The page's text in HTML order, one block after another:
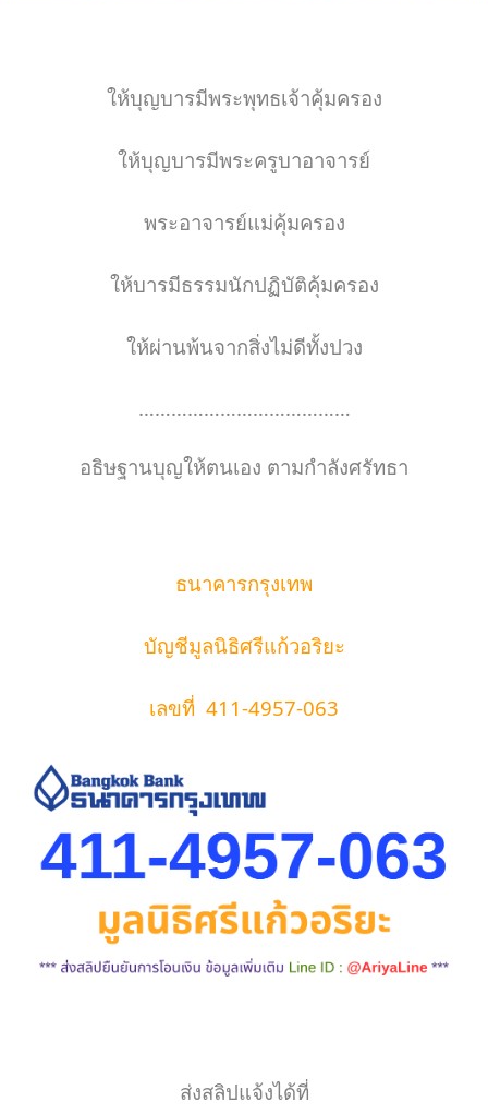
ให้บุญบารมีพระพุทธเจ้าคุ้มครอง
ให้บุญบารมีพระครูบาอาจารย์
พระอาจารย์แม่คุ้มครอง
ให้บารมีธรรมนักปฏิบัติคุ้มครอง
ให้ผ่านพ้นจากสิ่งไม่ดีทั้งปวง
…………………………………
อธิษฐานบุญให้ตนเอง ตามกำลังศรัทธา
ธนาคารกรุงเทพ
บัญชีมูลนิธิศรีแก้วอริยะ
เลขที่ 411-4957-063
ส่งสลิปแจ้งได้ที่